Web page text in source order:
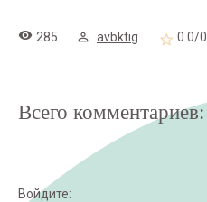
285 avbktig 0.0/0
Всего комментариев:
Войдите: